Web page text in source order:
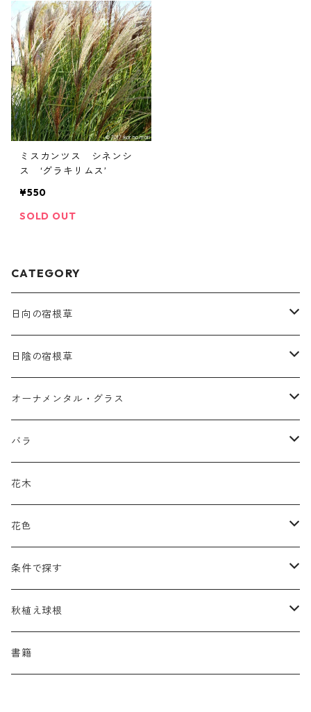
ミスカンツス シネンシ
ス ‘グラキリムス’
¥550
SOLD OUT
CATEGORY
日向の宿根草
ア行
アガパンツス
アキレア
アストランティア
アデノフォラ
カ行
カラミンタ
カルタ
クランベ
サ行
サルウィア
サングイソルバ
タ行
タナケツム
タリクトルム
ナ行
ネペタ
ハ行
パエオニア
バプティシア
マ行
ムクゲニア
ラ行
日陰の宿根草
ア行
アクタエア
アコニツム
アルンクス
カ行
ギボウシ
キレンゲショウマ
タ行
ティアレラ
ドイツスズラン
ハ行
ブルネラ
プルモナリア
マ行
メルテンシア
ラ行
ランプロカプノス
シダ類
オーナメンタル・グラス
ア行
エリムス
カ行
カスマンティウム
カレクス
サ行
スティパ
セスレリア
タ行
デスカンプシア
ハ行
ハコネクロア
マ行
バラ
原種類
ハマナシの交配種（HRg）
ランブラー
クライマー
半つる
花木
花色
黒
青
緑
条件で探す
蜜源植物
グランドカバーにも良い植物
秋植え球根
アリウム
書籍